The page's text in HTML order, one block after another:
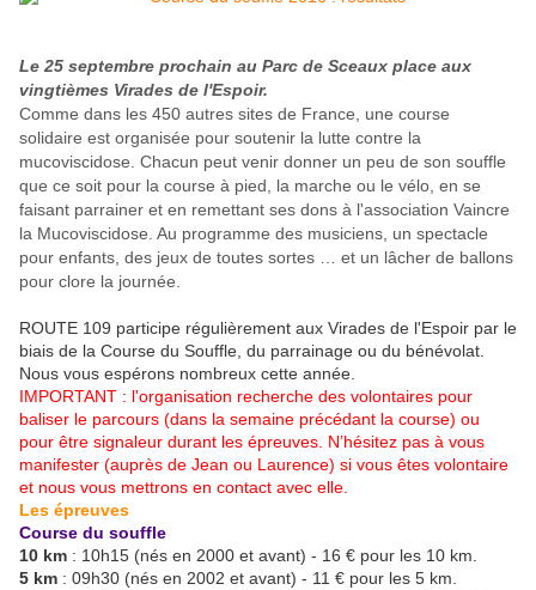
Le 25 septembre prochain au Parc de Sceaux place aux
vingtièmes Virades de l'Espoir.
Comme dans les 450 autres sites de France, une course
solidaire est organisée pour soutenir la lutte contre la
mucoviscidose. Chacun peut venir donner un peu de son souffle
que ce soit pour la course à pied, la marche ou le vélo, en se
faisant parrainer et en remettant ses dons à l'association Vaincre
la Mucoviscidose. Au programme des musiciens, un spectacle
pour enfants, des jeux de toutes sortes … et un lâcher de ballons
pour clore la journée.
ROUTE 109 participe régulièrement aux Virades de l'Espoir par le
biais de la Course du Souffle, du parrainage ou du bénévolat.
Nous vous espérons nombreux cette année.
IMPORTANT : l'organisation recherche des volontaires pour
baliser le parcours (dans la semaine précédant la course) ou
pour être signaleur durant les épreuves. N’hésitez pas à vous
manifester (auprès de Jean ou Laurence) si vous êtes volontaire
et nous vous mettrons en contact avec elle.
Les épreuves
Course du souffle
10 km : 10h15 (nés en 2000 et avant) - 16 € pour les 10 km.
5 km : 09h30 (nés en 2002 et avant) - 11 € pour les 5 km.